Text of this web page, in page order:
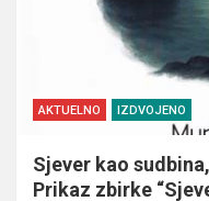
AKTUELNO IZDVOJENO
Sjever kao
Prikaz zbirke